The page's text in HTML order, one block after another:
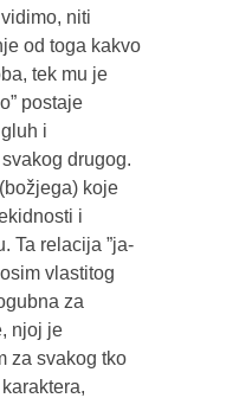
niti
od toga kakvo
tek mu je
postaje
i
drugog.
koje
i
Ta relacija ”ja-
vlastitog
za
njoj je
za svakog tko